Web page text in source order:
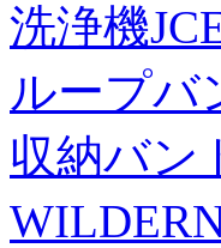
洗浄機
ループバ
収納バン